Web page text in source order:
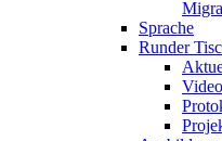
Sprache
Runder